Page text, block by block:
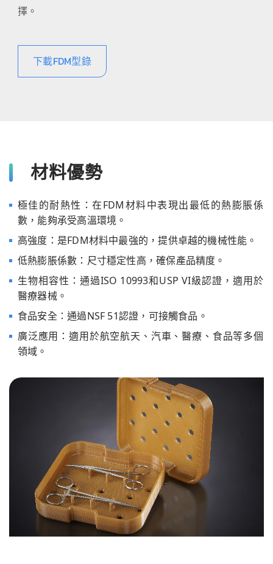
擇。
下載FDM型錄
材料優勢
極佳的耐熱性：在FDM材料中表現出最低的熱膨脹係
數，能夠承受高溫環境。
高強度：是FDM材料中最強的，提供卓越的機械性能。
低熱膨脹係數：尺寸穩定性高，確保產品精度。
生物相容性：通過ISO 10993和USP VI級認證，適用於
醫療器械。
食品安全：通過NSF 51認證，可接觸食品。
廣泛應用：適用於航空航天、汽車、醫療、食品等多個
領域。